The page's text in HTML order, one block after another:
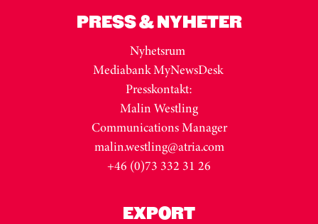
PRESS & NYHETER
Nyhetsrum
Mediabank MyNewsDesk
Presskontakt:
Malin Westling
Communications Manager
malin.westling@atria.com
+46 (0)73 332 31 26
EXPORT